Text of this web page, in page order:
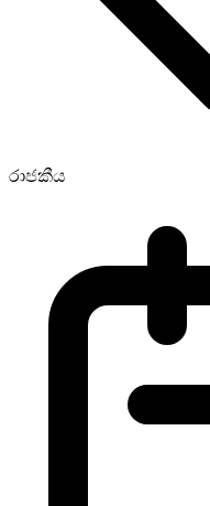
රාජකීය